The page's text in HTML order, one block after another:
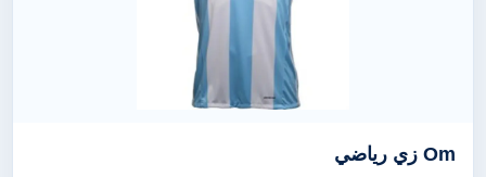
Om زي رياضي